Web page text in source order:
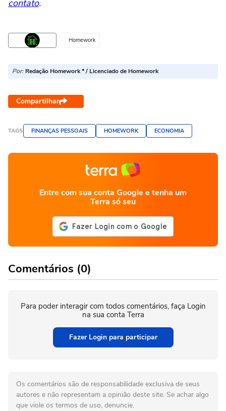
contato.
Homework
Por: Redação Homework * / Licenciado de Homework
Compartilhar
TAGS FINANÇAS PESSOAIS HOMEWORK ECONOMIA
Entre com sua conta Google e tenha um
Terra só seu
Comentários (0)
Para poder interagir com todos comentários, faça Login
na sua conta Terra
Fazer Login para participar
Os comentários são de responsabilidade exclusiva de seus
autores e não representam a opinião deste site. Se achar algo
que viole os termos de uso, denuncie.